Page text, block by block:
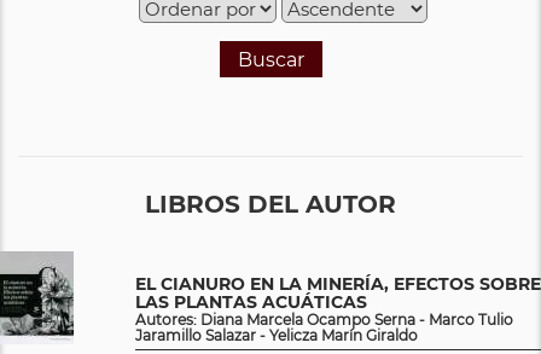
Buscar
LIBROS DEL AUTOR
EL CIANURO EN LA MINERÍA, EFECTOS SOBRE
LAS PLANTAS ACUÁTICAS
Autores: Diana Marcela Ocampo Serna - Marco Tulio
Jaramillo Salazar - Yelicza Marín Giraldo